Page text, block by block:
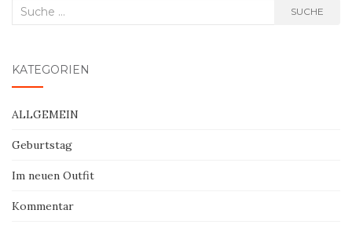
Suche
SUCHE
KATEGORIEN
ALLGEMEIN
Geburtstag
Im neuen Outfit
Kommentar